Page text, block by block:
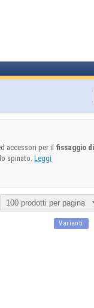
accessori per il fissaggio di
spinato.Leggi
Varianti